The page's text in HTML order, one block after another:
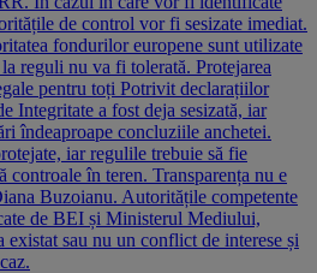
de control vor fi sesizate imediat.
fondurilor europene sunt utilizate
reguli nu va fi tolerată. Protejarea
pentru toți Potrivit declarațiilor
Integritate a fost deja sesizată, iar
îndeaproape concluziile anchetei.
iar regulile trebuie să fie
controale în teren. Transparența nu e
Buzoianu. Autoritățile competente
de BEI și Ministerul Mediului,
existat sau nu un conflict de interese și